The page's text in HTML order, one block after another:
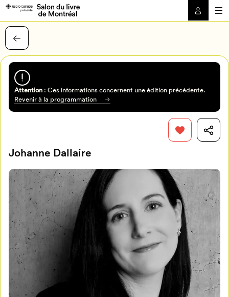
Attention: Ces informations concernent une édition précédente.
Revenir à la programmation
Johanne Dallaire